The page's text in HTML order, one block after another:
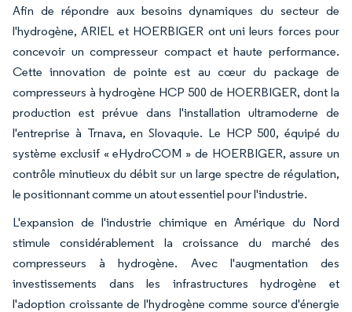
Afin de répondre aux besoins dynamiques du secteur de
l'hydrogène, ARIEL et HOERBIGER ont uni leurs forces pour
concevoir un compresseur compact et haute performance.
Cette innovation de pointe est au cœur du package de
compresseurs à hydrogène HCP 500 de HOERBIGER, dont la
production est prévue dans l'installation ultramoderne de
l'entreprise à Trnava, en Slovaquie. Le HCP 500, équipé du
système exclusif « eHydroCOM » de HOERBIGER, assure un
contrôle minutieux du débit sur un large spectre de régulation,
le positionnant comme un atout essentiel pour l'industrie.
L'expansion de l'industrie chimique en Amérique du Nord
stimule considérablement la croissance du marché des
compresseurs à hydrogène. Avec l'augmentation des
investissements dans les infrastructures hydrogène et
l'adoption croissante de l'hydrogène comme source d'énergie